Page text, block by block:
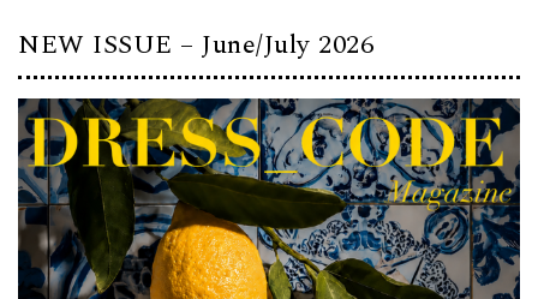
NEW ISSUE – June/July 2026